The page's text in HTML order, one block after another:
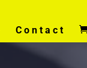
Contact